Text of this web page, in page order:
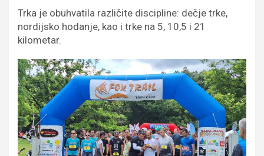
Trka je obuhvatila različite discipline: dečje trke,
nordijsko hodanje, kao i trke na 5, 10,5 i 21
kilometar.